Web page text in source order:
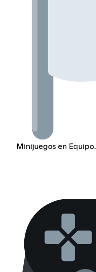
Minijuegos en Equipo.